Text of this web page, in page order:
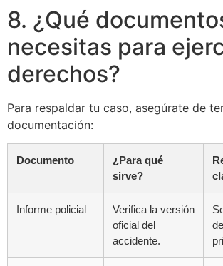
8. ¿Qué
necesitas para
derechos?
Para respaldar tu caso, asegúrate de
documentación:
Documento
¿Para qué
sirve?
Informe policial
Verifica la versión
oficial del
accidente.